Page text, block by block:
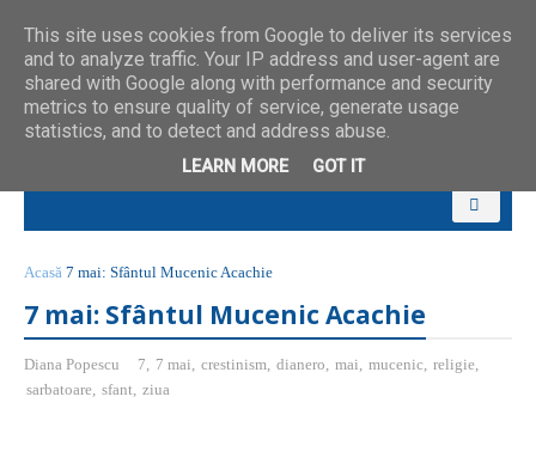
Acasă 7 mai: Sfântul Mucenic Acachie
7 mai: Sfântul Mucenic Acachie
Diana Popescu 7, 7 mai, crestinism, dianero, mai, mucenic, religie,
sarbatoare, sfant, ziua
This site uses cookies from Google to deliver its services
and to analyze traffic. Your IP address and user-agent are
shared with Google along with performance and security
metrics to ensure quality of service, generate usage
statistics, and to detect and address abuse.
LEARN MORE GOT IT